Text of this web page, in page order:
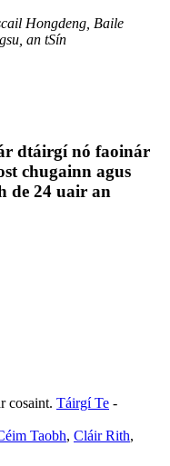
Hongdeng, Baile
an tSín
dtáirgí nó faoinár
chugainn agus
de 24 uair an
cosaint. Táirgí Te -
Taobh, Cláir Rith,